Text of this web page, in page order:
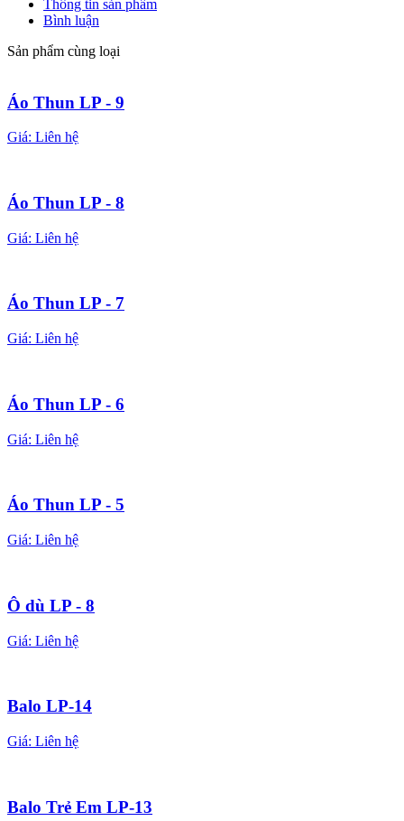
Thông tin sản phẩm
Bình luận
Sản phẩm cùng loại
Áo Thun LP - 9
Giá: Liên hệ
Áo Thun LP - 8
Giá: Liên hệ
Áo Thun LP - 7
Giá: Liên hệ
Áo Thun LP - 6
Giá: Liên hệ
Áo Thun LP - 5
Giá: Liên hệ
Ô dù LP - 8
Giá: Liên hệ
Balo LP-14
Giá: Liên hệ
Balo Trẻ Em LP-13